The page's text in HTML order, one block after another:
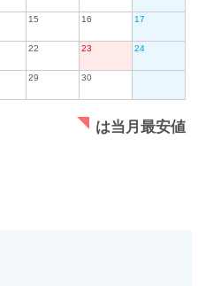
15 16 17
22 23 24
29 30
は当月最安値